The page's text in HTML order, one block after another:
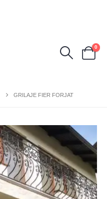
0
GRILAJE FIER FORJAT